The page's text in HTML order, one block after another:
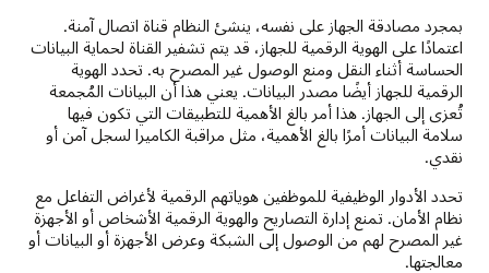
بمجرد مصادقة الجهاز على نفسه، ينشئ النظام قناة اتصال آمنة.
اعتمادًا على الهوية الرقمية للجهاز، قد يتم تشفير القناة لحماية البيانات
الحساسة أثناء النقل ومنع الوصول غير المصرح به. تحدد الهوية
الرقمية للجهاز أيضًا مصدر البيانات. يعني هذا أن البيانات المُجمعة
تُعزى إلى الجهاز. هذا أمر بالغ الأهمية للتطبيقات التي تكون فيها
سلامة البيانات أمرًا بالغ الأهمية، مثل مراقبة الكاميرا لسجل آمن أو
نقدي.
تحدد الأدوار الوظيفية للموظفين هوياتهم الرقمية لأغراض التفاعل مع
نظام الأمان. تمنع إدارة التصاريح والهوية الرقمية الأشخاص أو الأجهزة
غير المصرح لهم من الوصول إلى الشبكة وعرض الأجهزة أو البيانات أو
معالجتها.